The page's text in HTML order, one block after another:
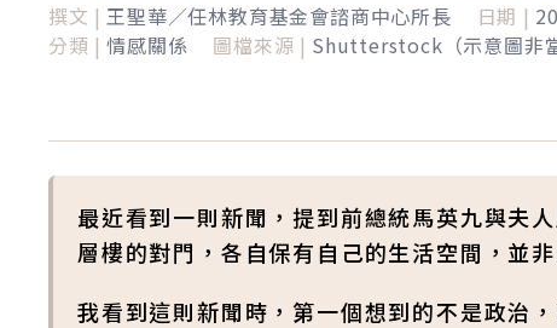
撰文 | 王聖華／任林教育基金會諮商中心所長 日期 |
分類 | 情感關係 圖檔來源 | Shutterstock（示意圖非當
最近看到一則新聞，提到前總統馬英九與夫
層樓的對門，各自保有自己的生活空間，並
我看到這則新聞時，第一個想到的不是政治